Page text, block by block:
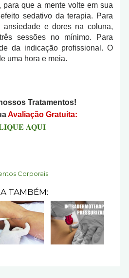
para que a mente volte em sua
sedativo da terapia. Para
ansiedade e dores na coluna,
sessões no mínimo. Para
da indicação profissional. O
uma hora e meia.
Tratamentos!
Avaliação Gratuita:
AQUI
Corporais
TAMBÉM: